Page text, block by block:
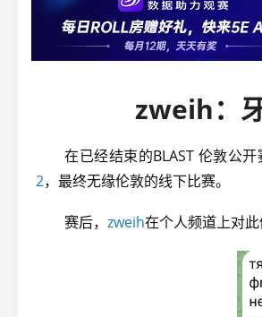
zweih：
在已经结束的BLAST 伦敦公开
2，最终无缘伦敦的线下比赛。
赛后， zweih在个人频道上对此